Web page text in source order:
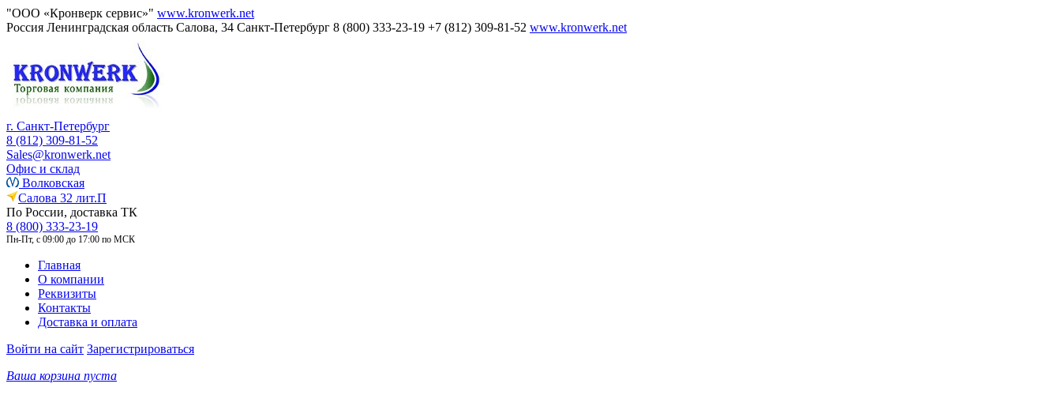
"ООО «Кронверк сервис»" www.kronwerk.net
Россия Ленинградская область Салова, 34 Санкт-Петербург 8 (800) 333-23-19 +7 (812) 309-81-52 www.kronwerk.net
г. Санкт-Петербург
8 (812) 309-81-52
Sales@kronwerk.net
Офис и склад
Волковская
Салова 32 лит.П
По России, доставка ТК
8 (800) 333-23-19
Пн-Пт, с 09:00 до 17:00 по МСК
Главная
О компании
Реквизиты
Контакты
Доставка и оплата
Войти на сайт Зарегистрироваться
Ваша корзина пуста